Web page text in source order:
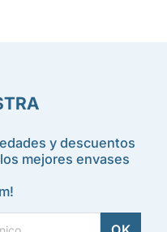
y descuentos
mejores envases